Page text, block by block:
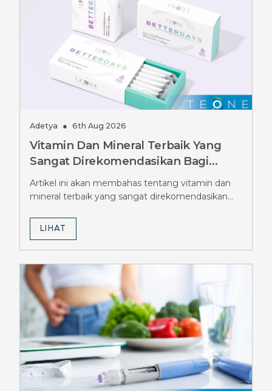
Adetya ● 6th Aug 2026
Vitamin Dan Mineral Terbaik Yang
Sangat Direkomendasikan Bagi
Pengguna Ozempic, Jangan
Diabaikan
Artikel ini akan membahas tentang vitamin dan
mineral terbaik yang sangat direkomendasikan
LIHAT